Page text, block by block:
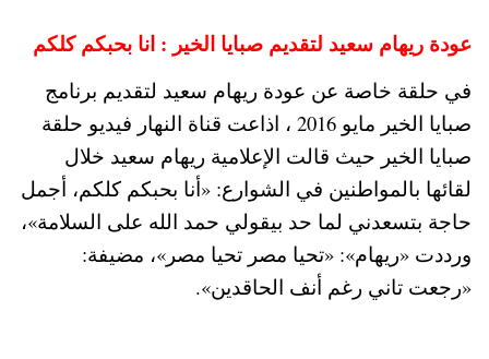
عودة ريهام سعيد لتقديم صبايا الخير : انا بحبكم كلكم
في حلقة خاصة عن عودة ريهام سعيد لتقديم برنامج
صبايا الخير مايو 2016 ، اذاعت قناة النهار فيديو حلقة
صبايا الخير حيث قالت الإعلامية ريهام سعيد خلال
لقائها بالمواطنين في الشوارع: «أنا بحبكم كلكم، أجمل
حاجة بتسعدني لما حد بيقولي حمد الله على السلامة»،
ورددت «ريهام»: «تحيا مصر تحيا مصر»، مضيفة:
«رجعت تاني رغم أنف الحاقدين».